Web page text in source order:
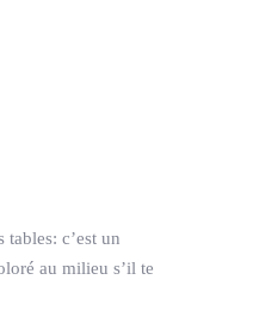
tables: c’est un
au milieu s’il te